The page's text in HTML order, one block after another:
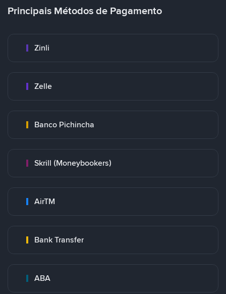
Principais Métodos de Pagamento
Zinli
Zelle
Banco Pichincha
Skrill (Moneybookers)
AirTM
Bank Transfer
ABA